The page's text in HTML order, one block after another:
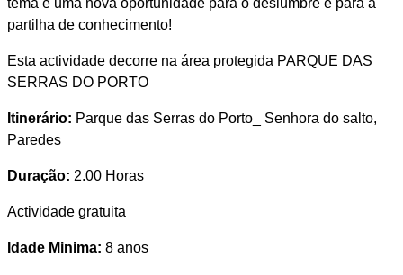
tema e uma nova oportunidade para o deslumbre e para a
partilha de conhecimento!
Esta actividade decorre na área protegida PARQUE DAS
SERRAS DO PORTO
Itinerário: Parque das Serras do Porto_ Senhora do salto,
Paredes
Duração: 2.00 Horas
Actividade gratuita
Idade Minima: 8 anos